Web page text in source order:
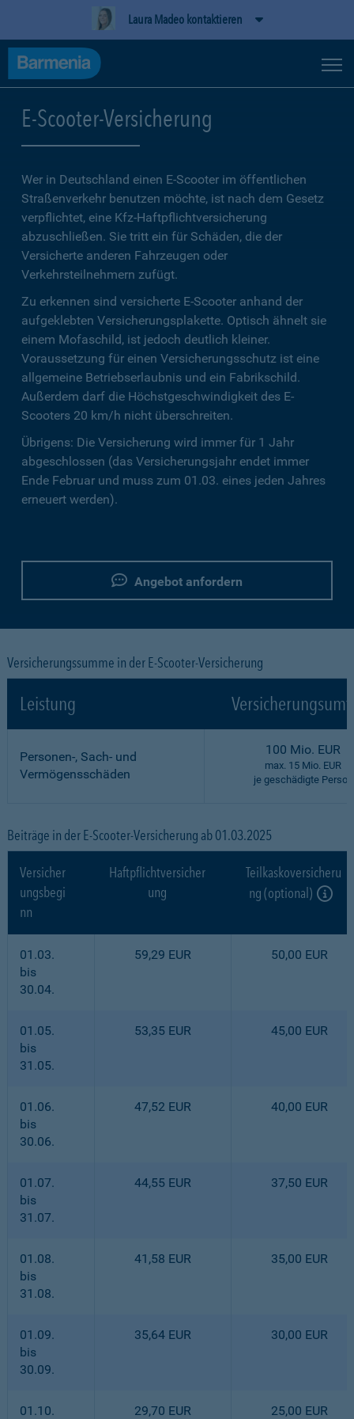
Laura Madeo kontaktieren
E-Scooter-Versicherung
Wer in Deutschland einen E-Scooter im öffentlichen
Straßenverkehr benutzen möchte, ist nach dem Gesetz
verpflichtet, eine Kfz-Haftpflichtversicherung
abzuschließen. Sie tritt ein für Schäden, die der
Versicherte anderen Fahrzeugen oder
Verkehrsteilnehmern zufügt.
Zu erkennen sind versicherte E-Scooter anhand der
aufgeklebten Versicherungsplakette. Optisch ähnelt sie
einem Mofaschild, ist jedoch deutlich kleiner.
Voraussetzung für einen Versicherungsschutz ist eine
allgemeine Betriebserlaubnis und ein Fabrikschild.
Außerdem darf die Höchstgeschwindigkeit des E-
Scooters 20 km/h nicht überschreiten.
Übrigens: Die Versicherung wird immer für 1 Jahr
abgeschlossen (das Versicherungsjahr endet immer
Ende Februar und muss zum 01.03. eines jeden Jahres
erneuert werden).
Angebot anfordern
Versicherungssumme in der E-Scooter-Versicherung
Leistung
Personen-, Sach- und
Vermögensschäden
100 Mio. EUR
max. 15 Mio. EUR
je geschädigte Person
Beiträge in der E-Scooter-Versicherung ab 01.03.2025
Versicher
ungsbegi
nn
Haftpflichtversicher
ung
Teilkaskoversicheru
ng (optional)
01.03.
bis
30.04.
59,29 EUR 50,00 EUR
01.05.
bis
31.05.
53,35 EUR 45,00 EUR
01.06.
bis
30.06.
47,52 EUR 40,00 EUR
01.07.
bis
31.07.
44,55 EUR 37,50 EUR
01.08.
bis
31.08.
41,58 EUR 35,00 EUR
01.09.
bis
30.09.
35,64 EUR 30,00 EUR
01.10. 29,70 EUR 25,00 EUR